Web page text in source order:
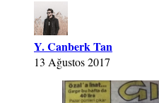
Y. Canberk Tan
13 Ağustos 2017